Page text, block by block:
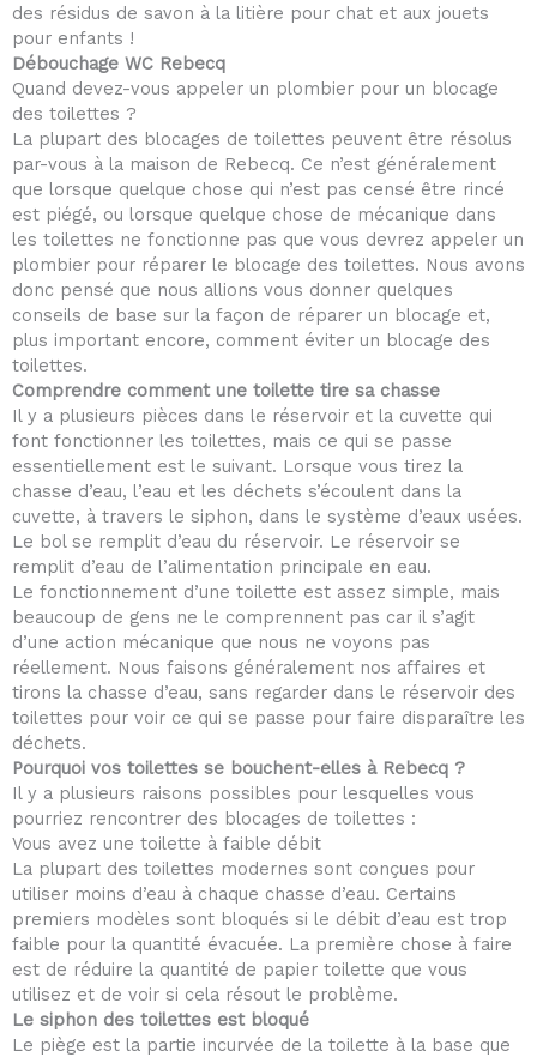
des résidus de savon à la litière pour chat et aux jouets
pour enfants !
Débouchage WC Rebecq
Quand devez-vous appeler un plombier pour un blocage
des toilettes ?
La plupart des blocages de toilettes peuvent être résolus
par-vous à la maison de Rebecq. Ce n’est généralement
que lorsque quelque chose qui n’est pas censé être rincé
est piégé, ou lorsque quelque chose de mécanique dans
les toilettes ne fonctionne pas que vous devrez appeler un
plombier pour réparer le blocage des toilettes. Nous avons
donc pensé que nous allions vous donner quelques
conseils de base sur la façon de réparer un blocage et,
plus important encore, comment éviter un blocage des
toilettes.
Comprendre comment une toilette tire sa chasse
Il y a plusieurs pièces dans le réservoir et la cuvette qui
font fonctionner les toilettes, mais ce qui se passe
essentiellement est le suivant. Lorsque vous tirez la
chasse d’eau, l’eau et les déchets s’écoulent dans la
cuvette, à travers le siphon, dans le système d’eaux usées.
Le bol se remplit d’eau du réservoir. Le réservoir se
remplit d’eau de l’alimentation principale en eau.
Le fonctionnement d’une toilette est assez simple, mais
beaucoup de gens ne le comprennent pas car il s’agit
d’une action mécanique que nous ne voyons pas
réellement. Nous faisons généralement nos affaires et
tirons la chasse d’eau, sans regarder dans le réservoir des
toilettes pour voir ce qui se passe pour faire disparaître les
déchets.
Pourquoi vos toilettes se bouchent-elles à Rebecq ?
Il y a plusieurs raisons possibles pour lesquelles vous
pourriez rencontrer des blocages de toilettes :
Vous avez une toilette à faible débit
La plupart des toilettes modernes sont conçues pour
utiliser moins d’eau à chaque chasse d’eau. Certains
premiers modèles sont bloqués si le débit d’eau est trop
faible pour la quantité évacuée. La première chose à faire
est de réduire la quantité de papier toilette que vous
utilisez et de voir si cela résout le problème.
Le siphon des toilettes est bloqué
Le piège est la partie incurvée de la toilette à la base que